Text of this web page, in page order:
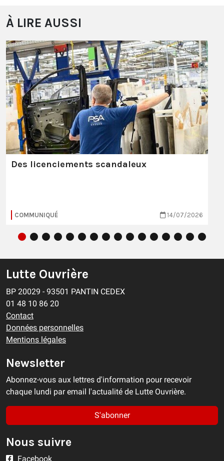
À LIRE AUSSI
Des licenciements scandaleux
COMMUNIQUÉ 14/07/2026
Lutte Ouvrière
BP 20029 - 93501 PANTIN CEDEX
01 48 10 86 20
Contact
Données personnelles
Mentions légales
Newsletter
Abonnez-vous aux lettres d'information pour recevoir
chaque lundi par email l'actualité de Lutte Ouvrière.
S'abonner
Nous suivre
Facebook